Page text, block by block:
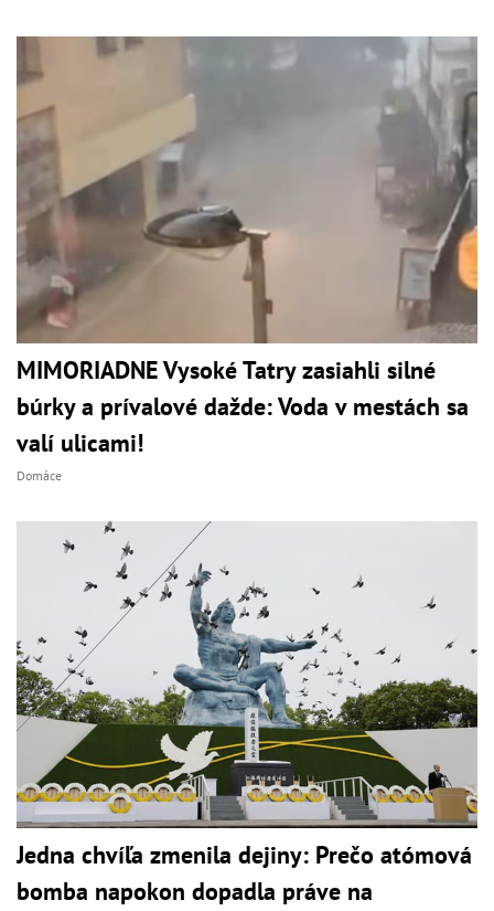
MIMORIADNE Vysoké Tatry zasiahli silné
búrky a prívalové dažde: Voda v mestách sa
valí ulicami!
Domáce
Jedna chvíľa zmenila dejiny: Prečo atómová
bomba napokon dopadla práve na